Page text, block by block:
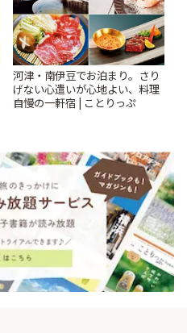
河津・南伊豆でお泊まり。さり
げない心遣いが心地よい、料理
自慢の一軒宿 | ことりっぷ